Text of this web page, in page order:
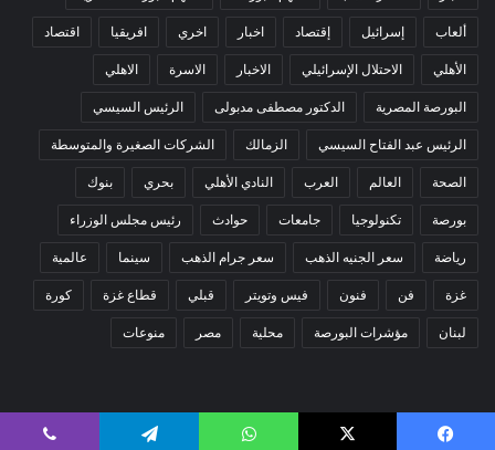
ألعاب إسرائيل إقتصاد اخبار اخري افريقيا اقتصاد
الأهلي الاحتلال الإسرائيلي الاخبار الاسرة الاهلي
البورصة المصرية الدكتور مصطفى مدبولى الرئيس السيسي
الرئيس عبد الفتاح السيسي الزمالك الشركات الصغيرة والمتوسطة
الصحة العالم العرب النادي الأهلي بحري بنوك
بورصة تكنولوجيا جامعات حوادث رئيس مجلس الوزراء
رياضة سعر الجنيه الذهب سعر جرام الذهب سينما عالمية
غزة فن فنون فيس وتويتر قبلي قطاع غزة كورة
لبنان مؤشرات البورصة محلية مصر منوعات